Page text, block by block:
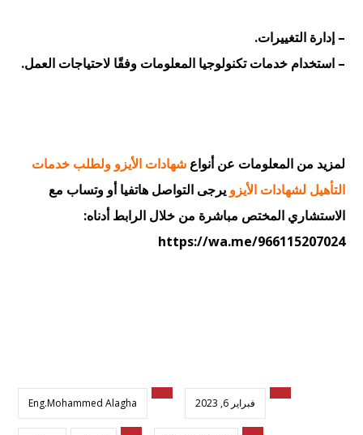
– إدارة التغييرات.
– استخدام خدمات تكنولوجيا المعلومات وفقًا لاحتياجات العمل.
لمزيد من المعلومات عن أنواع شهادات الأيزو ولطلب خدمات
التأهيل لشهادات الأيزو يرجى التواصل هاتفيا أو وتساب مع
الاستشاري المختص مباشرة من خلال الرابط أدناه:
https://wa.me/966115207024
Eng.Mohammed Alagha فبراير 6, 2023